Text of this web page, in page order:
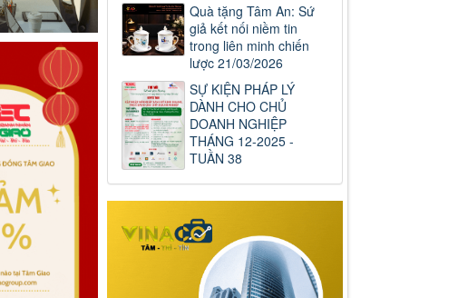
Quà tặng Tâm An: Sứ
giả kết nối niềm tin
trong liên minh chiến
lược 21/03/2026
SỰ KIỆN PHÁP LÝ
DÀNH CHO CHỦ
DOANH NGHIỆP
THÁNG 12-2025 -
TUẦN 38